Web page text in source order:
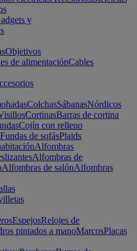
y
Objetivos
de alimentaciónCables
ColchasSábanasNórdicos
CortinasBarras de cortina
Cojín con relleno
Fundas de sofásPlaids
Alfombras
Alfombras de
Alfombras de salónAlfombras
EspejosRelojes de
pintados a manoMarcosPlacas